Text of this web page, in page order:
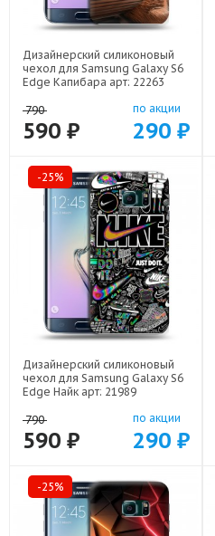
Дизайнерский силиконовый
чехол для Samsung Galaxy S6
Edge Капибара арт: 22263
790
590 ₽
по акции
290 ₽
-25%
Дизайнерский силиконовый
чехол для Samsung Galaxy S6
Edge Найк арт: 21989
790
590 ₽
по акции
290 ₽
-25%